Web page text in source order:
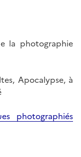
la photographie
Apocalypse, à
photographiés